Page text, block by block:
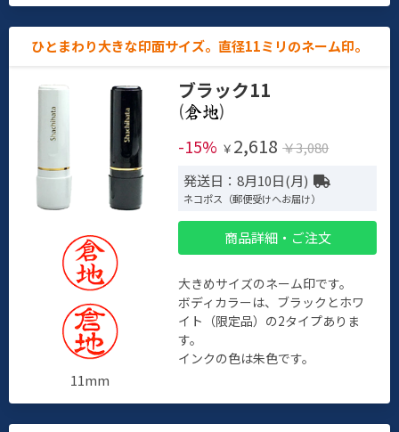
ひとまわり大きな印面サイズ。直径11ミリのネーム印。
11mm
ブラック11
(
)
-15% ￥ 2,618 ￥3,080
発送日：8月10日(月)
ネコポス（郵便受けへお届け）
商品詳細・ご注文
大きめサイズのネーム印です。
ボディカラーは、ブラックとホワ
イト（限定品）の2タイプありま
す。
インクの色は朱色です。